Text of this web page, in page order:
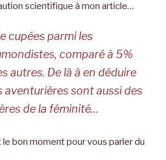
scientifique à mon article…
cupées parmi les
comparé à 5%
autres. De là à en déduire
aventurières sont aussi des
de la féminité…
le bon moment pour vous parler du